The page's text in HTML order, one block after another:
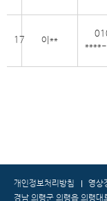
17 이**
****-
개인정보처리방침 영상
경남 의령군 의령읍 의령